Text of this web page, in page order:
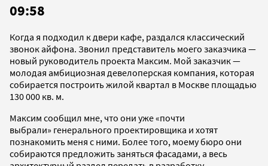
09:58
Когда я подходил к двери кафе, раздался классический
звонок айфона. Звонил представитель моего заказчика —
новый руководитель проекта Максим. Мой заказчик —
молодая амбициозная девелоперская компания, которая
собирается построить жилой квартал в Москве площадью
130 000 кв. м.
Максим сообщил мне, что они уже «почти
выбрали» генерального проектировщика и хотят
познакомить меня с ними. Более того, моему бюро они
собираются предложить заняться фасадами, а весь